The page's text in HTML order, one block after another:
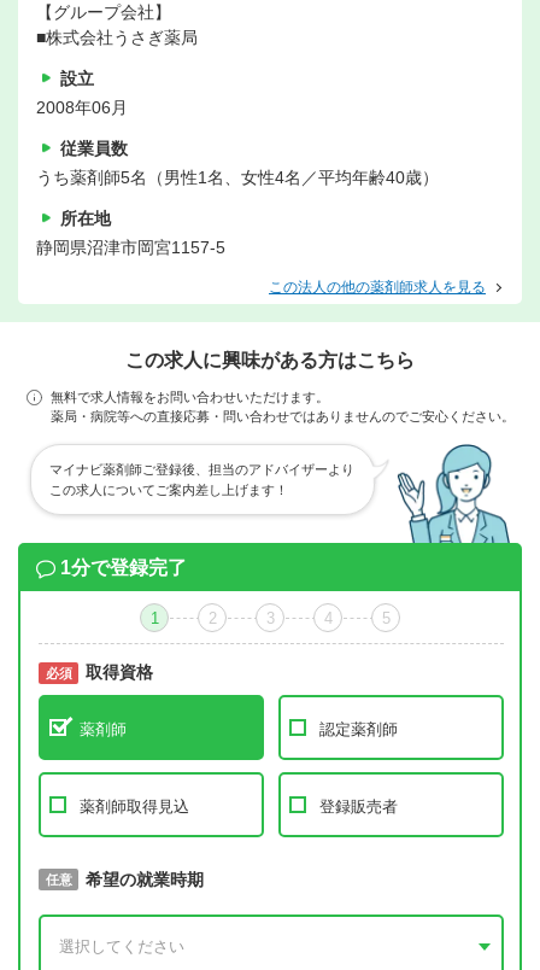
【グループ会社】
■株式会社うさぎ薬局
設立
2008年06月
従業員数
うち薬剤師5名（男性1名、女性4名／平均年齢40歳）
所在地
静岡県沼津市岡宮1157-5
この法人の他の薬剤師求人を見る
この求人に興味がある方はこちら
無料で求人情報をお問い合わせいただけます。
薬局・病院等への直接応募・問い合わせではありませんのでご安心ください。
マイナビ薬剤師ご登録後、担当のアドバイザーより
この求人についてご案内差し上げます！
1分で登録完了
1 2 3 4 5
必須 取得資格
薬剤師 認定薬剤師
薬剤師取得見込 登録販売者
必須 取得予定年
任意 希望の就業時期